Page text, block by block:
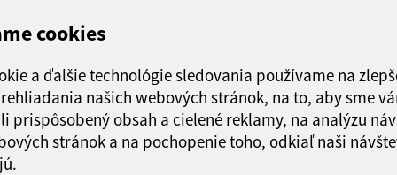
cookies
a ďalšie technológie sledovania používame na
našich webových stránok, na to, aby sme
prispôsobený obsah a cielené reklamy, na analýzu
stránok a na pochopenie toho, odkiaľ naši
Piatok:
07:00 -